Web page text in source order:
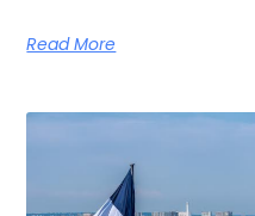
Read More